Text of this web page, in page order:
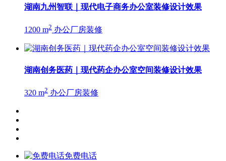
湖南九州智联｜现代电子商务办公室装修设计效果
1200 m2 办公厂房装修
湖南创务医药｜现代药企办公室空间装修设计效果
320 m2 办公厂房装修
免费电话